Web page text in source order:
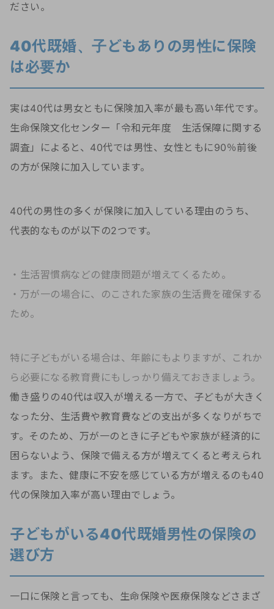
ださい。
40代既婚、子どもありの男性に保険
は必要か
実は40代は男女ともに保険加入率が最も高い年代です。
生命保険文化センター「令和元年度 生活保障に関する
調査」によると、40代では男性、女性ともに90％前後
の方が保険に加入しています。
40代の男性の多くが保険に加入している理由のうち、
代表的なものが以下の2つです。
・生活習慣病などの健康問題が増えてくるため。
・万が一の場合に、のこされた家族の生活費を確保する
ため。
特に子どもがいる場合は、年齢にもよりますが、これか
ら必要になる教育費にもしっかり備えておきましょう。
働き盛りの40代は収入が増える一方で、子どもが大きく
なった分、生活費や教育費などの支出が多くなりがちで
す。そのため、万が一のときに子どもや家族が経済的に
困らないよう、保険で備える方が増えてくると考えられ
ます。また、健康に不安を感じている方が増えるのも40
代の保険加入率が高い理由でしょう。
子どもがいる40代既婚男性の保険の
選び方
一口に保険と言っても、生命保険や医療保険などさまざ